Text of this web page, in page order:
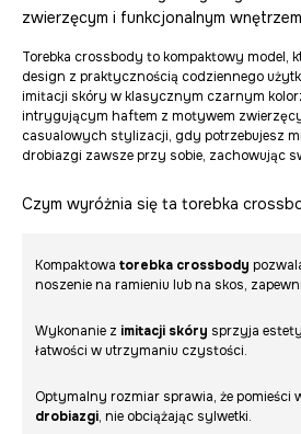
zwierzęcym i funkcjonalnym wnętrzem
Torebka crossbody to kompaktowy model,
design z praktycznością codziennego
imitacji skóry w klasycznym czarnym
intrygującym haftem z motywem
casualowych stylizacji, gdy potrzebujesz
drobiazgi zawsze przy sobie, zachowując
Czym wyróżnia się ta torebka
Kompaktowa torebka crossbody
noszenie na ramieniu lub na skos,
Wykonanie z imitacji skóry sprzyja
łatwości w utrzymaniu czystości.
Optymalny rozmiar sprawia, że pomieści
drobiazgi, nie obciążając sylwetki.